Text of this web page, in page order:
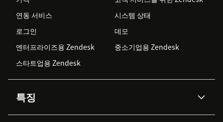
연동 서비스
시스템 상태
로그인
데모
엔터프라이즈용 Zendesk
중소기업용 Zendesk
스타트업용 Zendesk
특징